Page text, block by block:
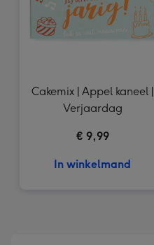
Cakemix | Appel kaneel |
Verjaardag
€ 9,99
In winkelmand